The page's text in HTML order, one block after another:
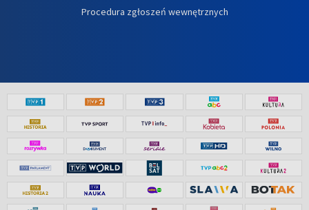
Procedura zgłoszeń wewnętrznych